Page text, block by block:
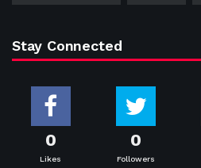
Stay Connected
0
Likes
0
Followers